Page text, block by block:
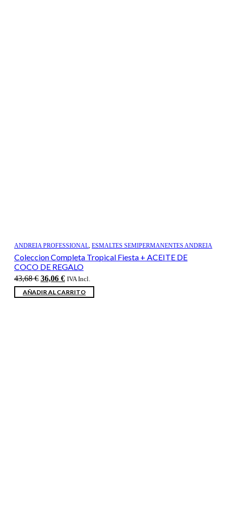
ANDREIA PROFESSIONAL, ESMALTES SEMIPERMANENTES ANDREIA
Coleccion Completa Tropical Fiesta + ACEITE DE
COCO DE REGALO
43,68€ El
precio
original
36,06 €El
precio
actual
IVA Incl.
AÑADIR AL CARRITO